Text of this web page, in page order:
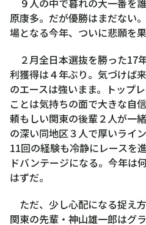
原康多。だが優勝はまだない
場となる今年、ついに悲願を
２月全日本選抜を勝った17
利獲得は４年ぶり。気づけば
のエースは強いまま。トップ
ことは気持ちの面で大きな自
頼もしい関東の後輩２人が一
の深い同地区３人で厚いライ
11回の経験も冷静にレースを
ドバンテージになる。今年は
はずだ。
ただ、少し心配になる捉え
関東の先輩・神山雄一郎はグ